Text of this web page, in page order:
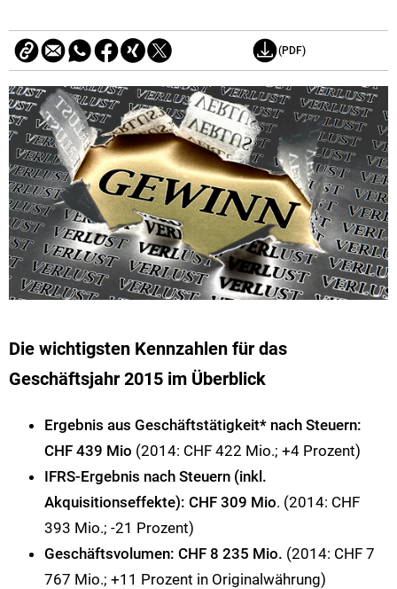
(PDF)
Die wichtigsten Kennzahlen für das
Geschäftsjahr 2015 im Überblick
Ergebnis aus Geschäftstätigkeit* nach Steuern:
CHF 439 Mio (2014: CHF 422 Mio.; +4 Prozent)
IFRS-Ergebnis nach Steuern (inkl.
Akquisitionseffekte): CHF 309 Mio. (2014: CHF
393 Mio.; -21 Prozent)
Geschäftsvolumen: CHF 8 235 Mio. (2014: CHF 7
767 Mio.; +11 Prozent in Originalwährung)